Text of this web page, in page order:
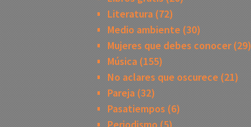
Literatura (72)
Medio ambiente (30)
Mujeres que debes conocer(29)
Música (155)
No aclares que oscurece (21)
Pareja (32)
Pasatiempos (6)